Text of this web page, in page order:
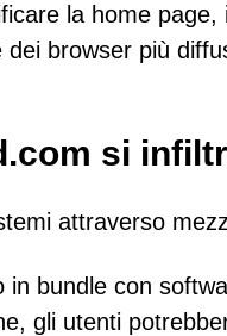
la home
browser più
si
attraverso
in bundle con
gli utenti